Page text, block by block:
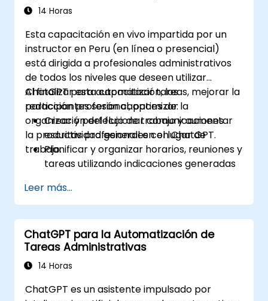
14 Horas
Esta capacitación en vivo impartida por un
instructor en Peru (en línea o presencial)
está dirigida a profesionales administrativos
de todos los niveles que deseen utilizar
ChatGPT para automatizar tareas, mejorar la
redacción profesional, optimizar la
organización del flujo de trabajo y aumentar
la productividad general en el lugar de
trabajo.
Al finalizar esta capacitación, los
participantes serán capaces de:
Crear y perfeccionar comunicaciones
escritas profesionales con ChatGPT.
Planificar y organizar horarios, reuniones y
tareas utilizando indicaciones generadas
Generar y analizar contenido
administrativo, como informes y
resúmenes.
Integrar ChatGPT con herramientas de
productividad y automatizar flujos de
trabajo rutinarios.
Leer más...
ChatGPT para la Automatización de
Tareas Administrativas
14 Horas
ChatGPT es un asistente impulsado por